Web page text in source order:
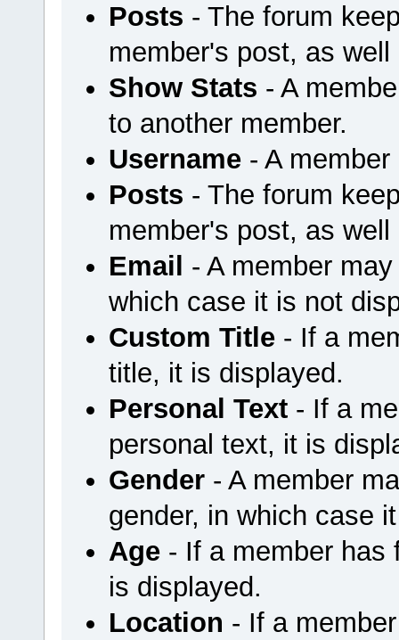
Posts - The forum
member's post, as
Show Stats - A
to another member.
Username- A member
Posts - The forum
member's post, as
Email - A member
which case it is not
Custom Title- If a
title, it is displayed.
Personal Text- If a
personal text, it is
Gender- A member
gender, in which case
Age- If a member has
is displayed.
Location - If a